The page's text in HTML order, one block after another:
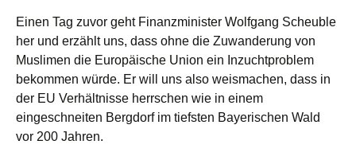
Einen Tag zuvor geht Finanzminister Wolfgang Scheuble
her und erzählt uns, dass ohne die Zuwanderung von
Muslimen die Europäische Union ein Inzuchtproblem
bekommen würde. Er will uns also weismachen, dass in
der EU Verhältnisse herrschen wie in einem
eingeschneiten Bergdorf im tiefsten Bayerischen Wald
vor 200 Jahren.